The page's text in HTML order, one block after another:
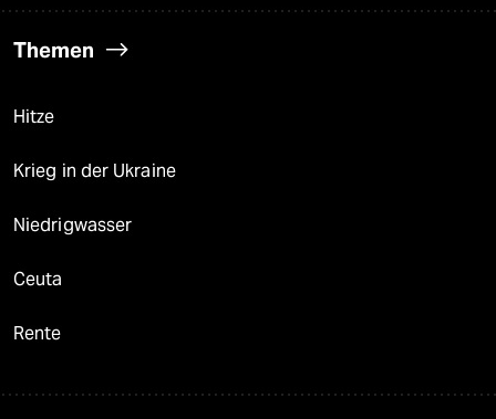
Themen
Hitze
Krieg in der Ukraine
Niedrigwasser
Ceuta
Rente